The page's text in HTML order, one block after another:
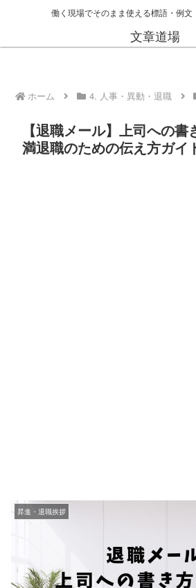
働く現場でそのまま使える標語・例文
文章道場
ホーム 4. 人事・異動・退職
【退職メール】上司への
満退職のための伝え方ガイ
昇進・退職挨拶